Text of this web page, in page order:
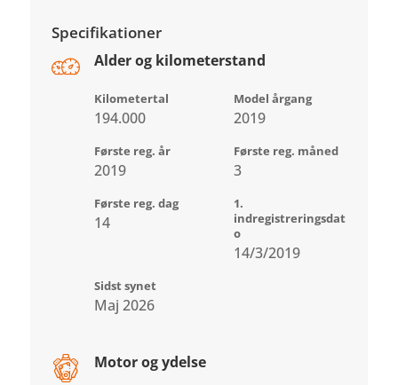
Specifikationer
Alder og kilometerstand
Kilometertal
194.000
Model årgang
2019
Første reg. år
2019
Første reg. måned
3
Første reg. dag
14
1.
indregistreringsdat
o
14/3/2019
Sidst synet
Maj 2026
Motor og ydelse